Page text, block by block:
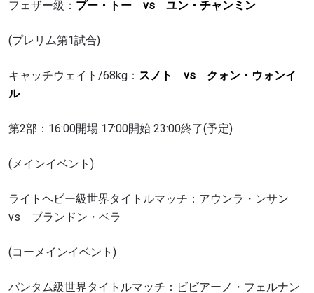
フェザー級： プー・トー vs ユン・チャンミン
(プレリム第1試合)
キャッチウェイト/68kg： スノト vs クォン・ウォンイ
ル
第2部：16:00開場 17:00開始 23:00終了(予定)
(メインイベント)
ライトヘビー級世界タイトルマッチ：アウンラ・ンサン
vs ブランドン・ベラ
(コーメインイベント)
バンタム級世界タイトルマッチ：ビビアーノ・フェルナン